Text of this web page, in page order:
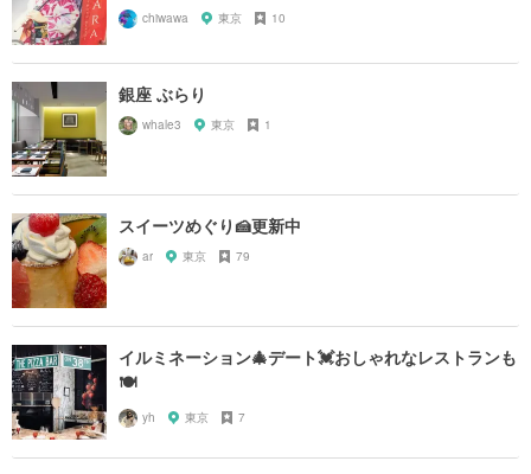
chiwawa 東京 10
銀座 ぶらり
whale3 東京 1
スイーツめぐり🍰更新中
ar 東京 79
イルミネーション🎄デート💓おしゃれなレストランも
🍽
yh 東京 7